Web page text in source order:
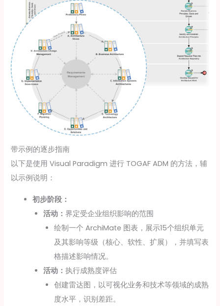
带示例的逐步指南
以下是使用 Visual Paradigm 进行 TOGAF ADM 的方法，辅
以示例说明：
初步阶段：
活动：界定受企业组织影响的范围
绘制一个 ArchiMate 图表，展示15个组织单元
及其影响等级（核心、软性、扩展），并填写表
格描述影响情况。
活动：执行成熟度评估
创建雷达图，以可视化业务和技术等领域的成熟
度水平，识别差距。